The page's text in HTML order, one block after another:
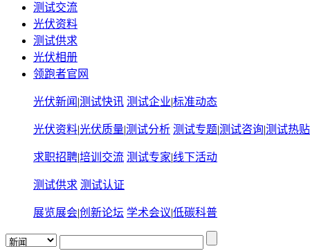
测试交流
光伏资料
测试供求
光伏相册
领跑者官网
光伏新闻 |测试快讯 测试企业|标准动态
光伏资料|光伏质量|测试分析 测试专题|测试咨询|测试热贴
求职招聘|培训交流 测试专家|线下活动
测试供求 测试认证
展览展会|创新论坛 学术会议|低碳科普